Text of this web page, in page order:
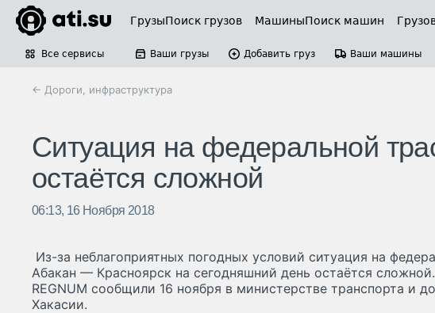
ГрузыПоиск грузов МашиныПоиск машин
Все сервисы Ваши грузы Добавить груз Ваши машины
← Дороги, инфраструктура
Ситуация на федеральной
остаётся сложной
06:13, 16 Ноября 2018
Из-за неблагоприятных погодных условий ситуация на
Абакан — Красноярск на сегодняшний день остаётся
REGNUM сообщили 16 ноября в министерстве транспорта и
Хакасии.